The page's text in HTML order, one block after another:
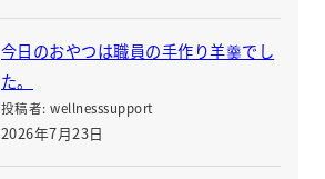
今日のおやつは職員の手作り羊羹でし
た。
投稿者: wellnesssupport
2026年7月23日